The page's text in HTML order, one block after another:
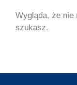
Wygląda, że nie
szukasz.